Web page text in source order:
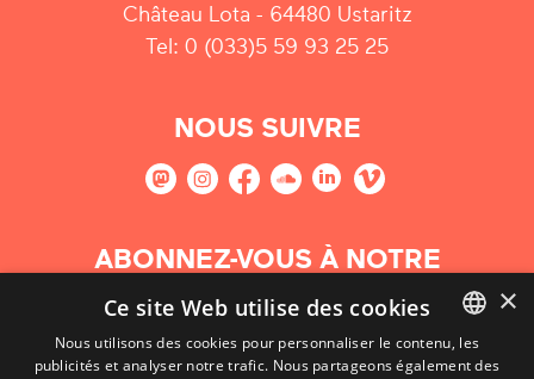
Château Lota - 64480 Ustaritz
Tel: 0 (033)5 59 93 25 25
NOUS SUIVRE
ABONNEZ-VOUS À NOTRE
NEWSLETTER
S'abonner
BASQUE
×
Ce site Web utilise des cookies
Nous utilisons des cookies pour personnaliser le contenu, les
publicités et analyser notre trafic. Nous partageons également des